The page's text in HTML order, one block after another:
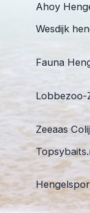
Ahoy
Wesdijk
Fauna
Lobbezoo-
Zeeaas